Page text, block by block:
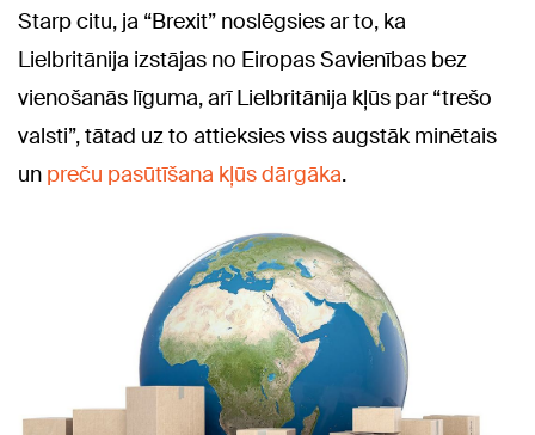
Starp citu, ja “Brexit” noslēgsies ar to, ka
Lielbritānija izstājas no Eiropas Savienības bez
vienošanās līguma, arī Lielbritānija kļūs par “trešo
valsti”, tātad uz to attieksies viss augstāk minētais
un preču pasūtīšana kļūs dārgāka.